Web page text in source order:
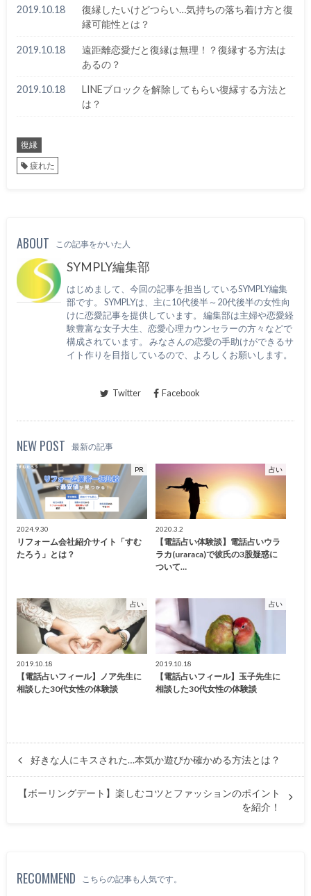
2019.10.18
復縁したいけどつらい…気持ちの落ち着け方と復
縁可能性とは？
2019.10.18
遠距離恋愛だと復縁は無理！？復縁する方法は
あるの？
2019.10.18
LINEブロックを解除してもらい復縁する方法と
は？
復縁
疲れた
ABOUT この記事をかいた人
SYMPLY編集部
はじめまして、今回の記事を担当しているSYMPLY編集
部です。 SYMPLYは、主に10代後半～20代後半の女性向
けに恋愛記事を提供しています。 編集部は主婦や恋愛経
験豊富な女子大生、恋愛心理カウンセラーの方々などで
構成されています。 みなさんの恋愛の手助けができるサ
イト作りを目指しているので、よろしくお願いします。
Twitter Facebook
NEW POST 最新の記事
PR
2024.9.30
リフォーム会社紹介サイト「すむ
たろう」とは？
占い
2020.3.2
【電話占い体験談】電話占いウラ
ラカ(uraraca)で彼氏の3股疑惑に
ついて…
占い
2019.10.18
【電話占いフィール】ノア先生に
相談した30代女性の体験談
占い
2019.10.18
【電話占いフィール】玉子先生に
相談した30代女性の体験談
好きな人にキスされた…本気か遊びか確かめる方法とは？
【ボーリングデート】楽しむコツとファッションのポイント
を紹介！
RECOMMEND こちらの記事も人気です。